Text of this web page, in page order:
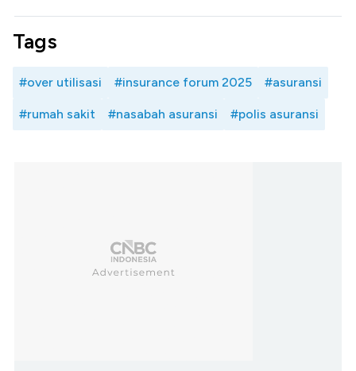
Tags
#over utilisasi #insurance forum 2025 #asuransi
#rumah sakit #nasabah asuransi #polis asuransi